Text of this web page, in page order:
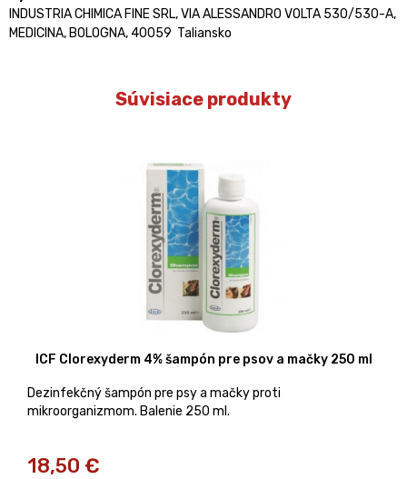
INDUSTRIA CHIMICA FINE SRL, VIA ALESSANDRO VOLTA 530/530-A,
MEDICINA, BOLOGNA, 40059 Taliansko
Súvisiace produkty
ICF Clorexyderm 4% šampón pre psov a mačky 250 ml
Dezinfekčný šampón pre psy a mačky proti
mikroorganizmom. Balenie 250 ml.
18,50 €